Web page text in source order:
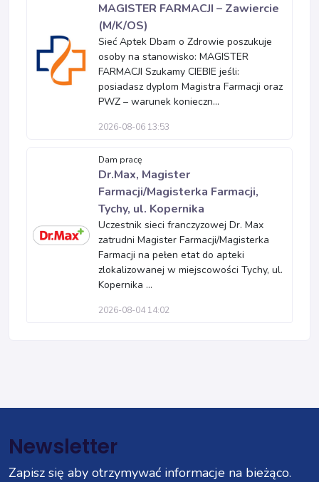
MAGISTER FARMACJI – Zawiercie
(M/K/OS)
Sieć Aptek Dbam o Zdrowie poszukuje
osoby na stanowisko: MAGISTER
FARMACJI Szukamy CIEBIE jeśli:
posiadasz dyplom Magistra Farmacji oraz
PWZ – warunek konieczn...
2026-08-06 13:53
Dam pracę
Dr.Max, Magister
Farmacji/Magisterka Farmacji,
Tychy, ul. Kopernika
Uczestnik sieci franczyzowej Dr. Max
zatrudni Magister Farmacji/Magisterka
Farmacji na pełen etat do apteki
zlokalizowanej w miejscowości Tychy, ul.
Kopernika ...
2026-08-04 14:02
Newsletter
Zapisz się aby otrzymywać informacje na bieżąco.